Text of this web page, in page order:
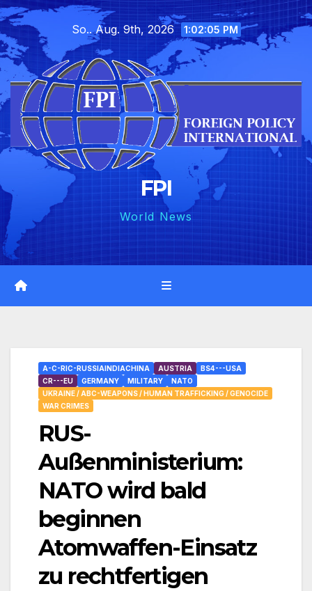
Skip
to
content
So.. Aug. 9th, 2026 1:02:07 PM
FPI
World News
A-C-RIC-RUSSIAINDIACHINA AUSTRIA
BS4---USA
CR---EU
GERMANY MILITARY
NATO
UKRAINE / ABC-WEAPONS / HUMAN TRAFFICKING / GENOCIDE
WAR CRIMES
RUS-
Außenministerium:
NATO wird bald
beginnen
Atomwaffen-Einsatz
zu rechtfertigen